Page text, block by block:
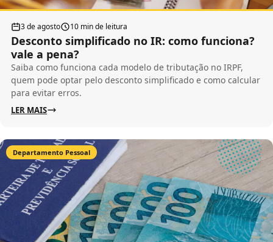
3 de agosto 10 min de leitura
Desconto simplificado no IR: como funciona?
vale a pena?
Saiba como funciona cada modelo de tributação no IRPF,
quem pode optar pelo desconto simplificado e como calcular
para evitar erros.
LER MAIS
Departamento Pessoal